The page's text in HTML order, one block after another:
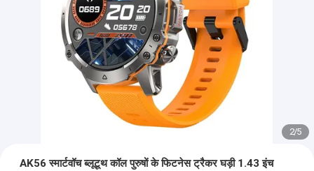
2/5
AK56 स्मार्टवॉच ब्लूटूथ कॉल पुरुषों के फिटनेस ट्रैकर घड़ी 1.43 इंच